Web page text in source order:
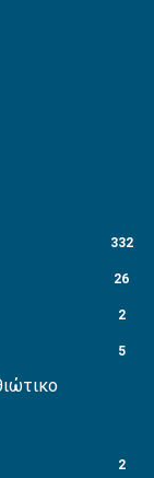
332
26
2
5
2